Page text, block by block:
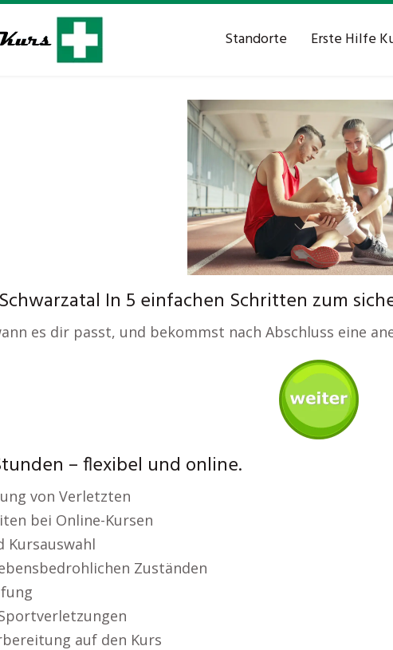
Standorte Erste Hilfe
In 5 einfachen Schritten zum
es dir passt, und bekommst nach Abschluss eine
– flexibel und online.
von Verletzten
bei Online-Kursen
Kursauswahl
Zuständen
auf den Kurs